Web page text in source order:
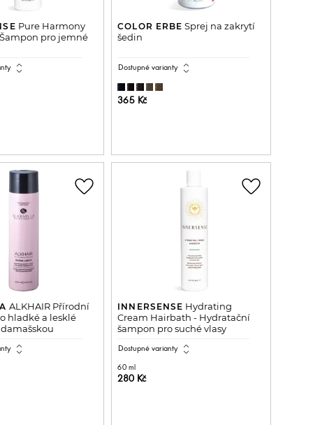
Pure Harmony
pro jemné
expand_all
COLOR ERBE Sprej na zakrytí
šedin
Dostupné varianty expand_all
365 Kč
ALKHAIR Přírodní
hladké a lesklé
expand_all
favorite_border
INNERSENSE Hydrating
Cream Hairbath - Hydratační
šampon pro suché vlasy
Dostupné varianty expand_all
60 ml
280 Kč
favorite_border